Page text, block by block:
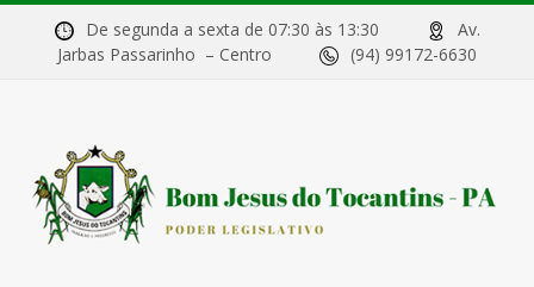
De segunda a sexta de 07:30 às 13:30
Av.
Jarbas Passarinho – Centro
(94) 99172-6630